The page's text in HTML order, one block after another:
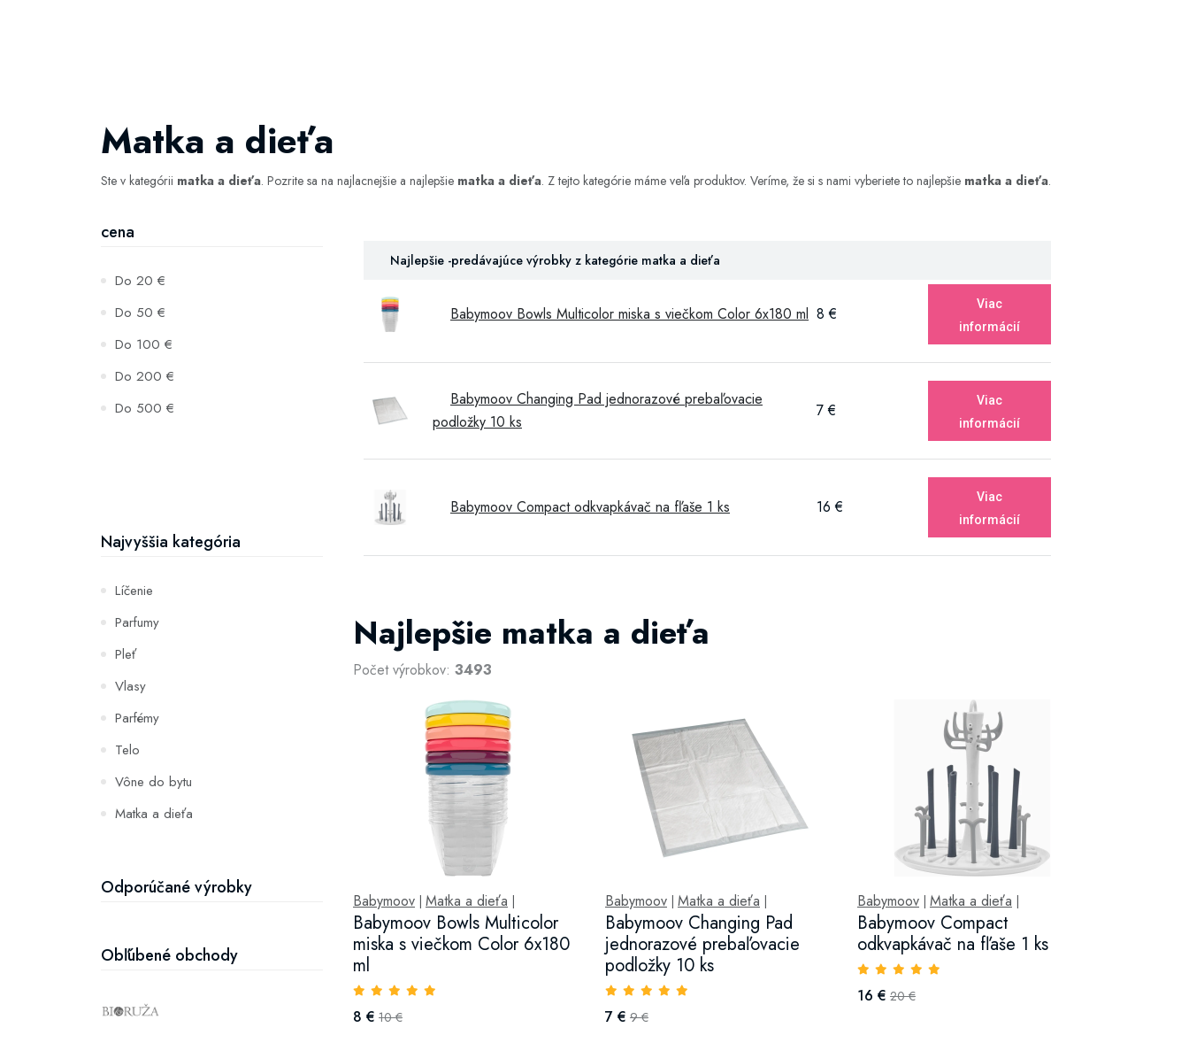
Matka a dieťa
Ste v kategórii matka a dieťa. Pozrite sa na najlacnejšie a najlepšie matka a dieťa. Z tejto kategórie máme veľa produktov. Veríme, že si s nami vyberiete to najlepšie matka a dieťa.
cena
Do 20 €
Do 50 €
Do 100 €
Do 200 €
Do 500 €
Najvyššia kategória
Líčenie
Parfumy
Pleť
Vlasy
Parfémy
Telo
Vône do bytu
Matka a dieťa
Hydratácia a výživa pleti
Odporúčané výrobky
Obľúbené obchody
Najlepšie -predávajúce výrobky z kategórie matka a dieťa
Babymoov Bowls Multicolor miska s viečkom Color 6x180 ml 8 €
Viac
informácií
Babymoov Changing Pad jednorazové prebaľovacie
podložky 10 ks
7 €
Viac
informácií
Babymoov Compact odkvapkávač na fľaše 1 ks 16 €
Viac
informácií
Najlepšie matka a dieťa
Počet výrobkov: 3493
Babymoov Matka a dieťa
Babymoov Bowls Multicolor
miska s viečkom Color 6x180
ml
8 € 10 €
Babymoov| Matka a dieťa
Babymoov Changing Pad
jednorazové prebaľovacie
podložky 10 ks
7 € 9 €
Babymoov| Matka a dieťa
Babymoov Compact
odkvapkávač na fľaše 1 ks
16 € 20 €